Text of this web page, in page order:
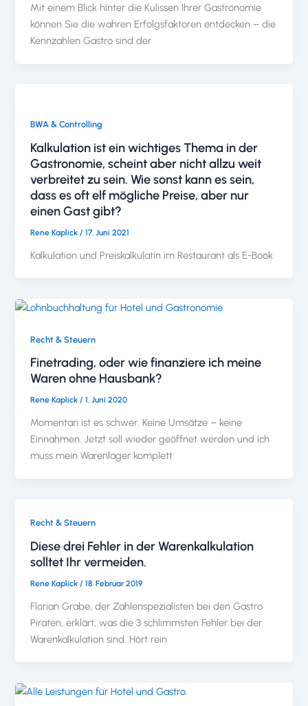
Mit einem Blick hinter die Kulissen Ihrer Gastronomie
können Sie die wahren Erfolgsfaktoren entdecken – die
Kennzahlen Gastro sind der
BWA & Controlling
Kalkulation ist ein wichtiges Thema in der
Gastronomie, scheint aber nicht allzu weit
verbreitet zu sein. Wie sonst kann es sein,
dass es oft elf mögliche Preise, aber nur
einen Gast gibt?
Rene Kaplick /17. Juni 2021
Kalkulation und Preiskalkulatin im Restaurant als E-Book
Recht & Steuern
Finetrading, oder wie finanziere ich meine
Waren ohne Hausbank?
Rene Kaplick/1. Juni 2020
Momentan ist es schwer. Keine Umsätze – keine
Einnahmen. Jetzt soll wieder geöffnet werden und ich
muss mein Warenlager komplett
Recht & Steuern
Diese drei Fehler in der Warenkalkulation
solltet Ihr vermeiden.
Rene Kaplick /18. Februar 2019
Florian Grabe, der Zahlenspezialisten bei den Gastro
Piraten, erklärt, was die 3 schlimmsten Fehler bei der
Warenkalkulation sind. Hört rein